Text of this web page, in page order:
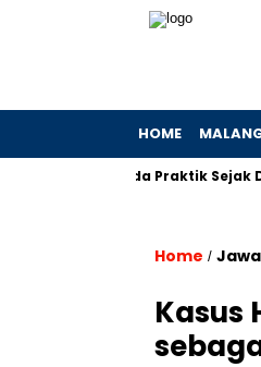
HOME
Sebut Ada Praktik Sejak Dulu
Home /
Kasus